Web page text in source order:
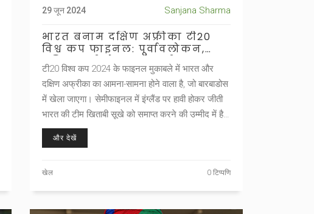
29 जून 2024 Sanjana Sharma
भारत बनाम दक्षिण अफ्रीका टी20
विश्व कप फाइनल: पूर्वावलोकन,
भविष्यवाणी, हेड-टू-हेड, टीम
समाचार, और पिच रिपोर्ट
टी20 विश्व कप 2024 के फाइनल मुकाबले में भारत और
दक्षिण अफ्रीका का आमना-सामना होने वाला है, जो बारबाडोस
में खेला जाएगा। सेमीफाइनल में इंग्लैंड पर हावी होकर जीती
भारत की टीम खिताबी सूखे को समाप्त करने की उम्मीद में है,
जबकि दक्षिण अफ्रीका अपना पहला विश्व कप खिताब चाहती
और देखें
खेल 0 टिप्पणि